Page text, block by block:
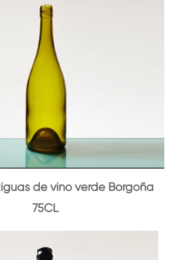
de vino verde Borgoña
75CL